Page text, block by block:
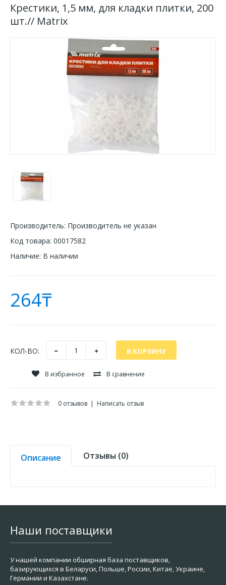
Крестики, 1,5 мм, для кладки плитки, 200
шт.// Matrix
Производитель: Производитель не указан
Код товара: 00017582
Наличие: В наличии
264₸
КОЛ-ВО:
В избранное В сравнение
0 отзывов | Написать отзыв
Описание Отзывы (0)
Наши поставщики
У нашей компании обширная база поставщиков,
базирующихся в Беларуси, Польше, России, Китае, Украине,
Германии и Казахстане.